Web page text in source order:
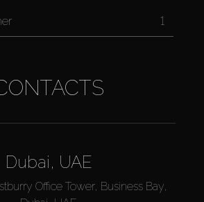
1
Dubai, UAE
Office Tower, Business Bay,